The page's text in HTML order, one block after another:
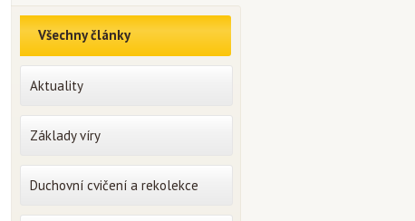
Všechny články
Aktuality
Základy víry
Duchovní cvičení a rekolekce